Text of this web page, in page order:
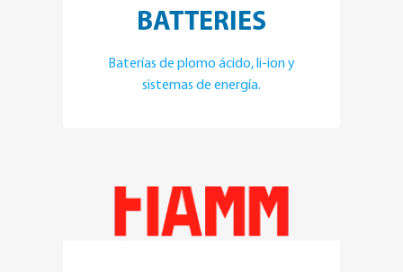
BATTERIES
Baterías de plomo ácido, li-ion y
sistemas de energía.